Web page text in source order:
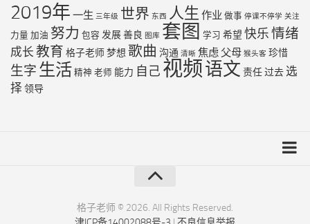
2019年 一生 三年级 世界 东西 人生 作业 做事 停课不停学 关注
力量 加油 努力 包容 发展善良 图库 套图 学习 希望 快乐情绪
成长 教育 格子老师梦想 歌曲 沟通 清晰 焦虑 父母 猴头客 珍惜
生字 生活 精神 老师 能力 自己 视频语文 责任过去 选
择 领导
格子老师 © 2026. All Rights Reserved.